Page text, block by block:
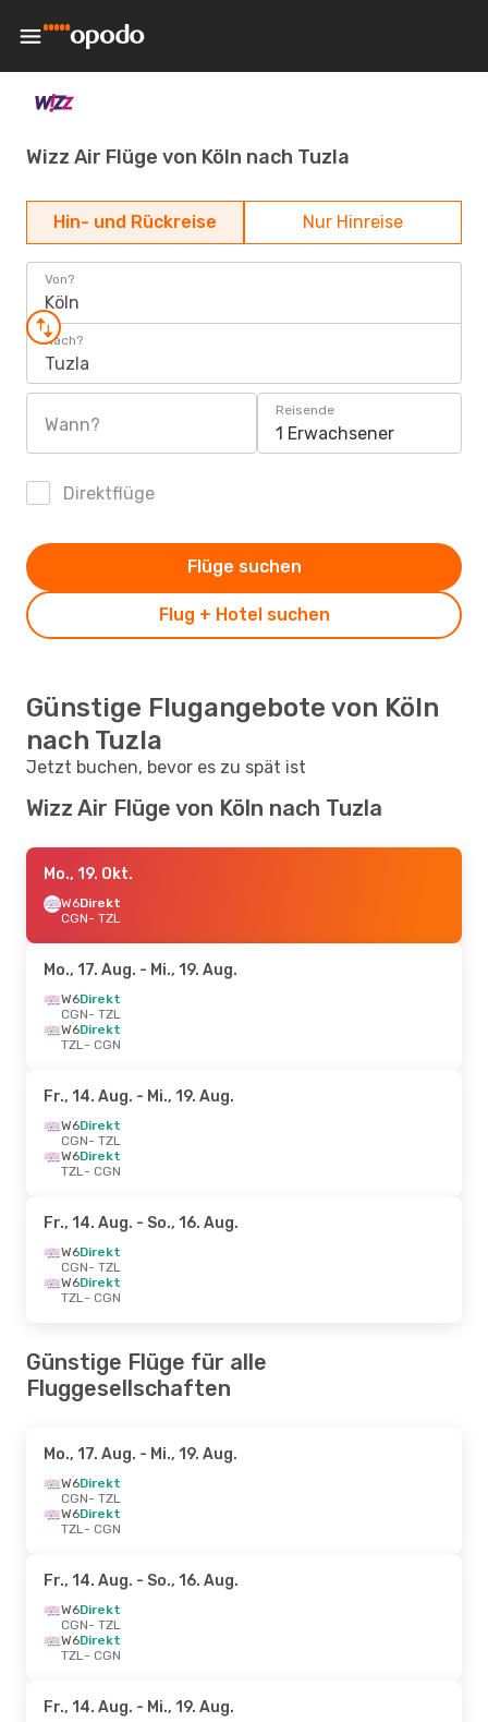
Wizz Air Flüge von Köln nach Tuzla
Hin- und Rückreise Nur Hinreise
Von?
Köln
Nach?
Tuzla
Wann?
Reisende
1 Erwachsener
Direktflüge
Flug + Hotel suchen
Flüge suchen
Günstige Flugangebote von Köln
nach Tuzla
Jetzt buchen, bevor es zu spät ist
Wizz Air Flüge von Köln nach Tuzla
Mo., 19. Okt.
W6Direkt
CGN- TZL
Mo., 17. Aug. - Mi., 19. Aug.
W6Direkt
CGN- TZL
W6Direkt
TZL- CGN
Fr., 14. Aug. - Mi., 19. Aug.
W6Direkt
CGN- TZL
W6Direkt
TZL- CGN
Fr., 14. Aug. - So., 16. Aug.
W6Direkt
CGN- TZL
W6Direkt
TZL- CGN
Günstige Flüge für alle
Fluggesellschaften
Mo., 17. Aug. - Mi., 19. Aug.
W6Direkt
CGN- TZL
W6Direkt
TZL- CGN
Fr., 14. Aug. - So., 16. Aug.
W6Direkt
CGN- TZL
W6Direkt
TZL- CGN
Fr., 14. Aug. - Mi., 19. Aug.